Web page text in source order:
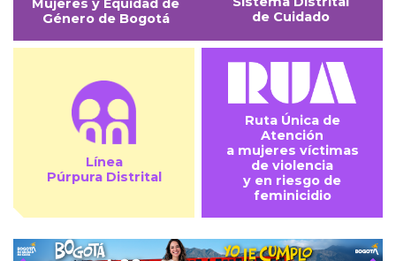
Observatorio de
Mujeres y Equidad de
Género de Bogotá
Sistema Distrital
de Cuidado
Línea
Ruta Única de
Atención
a mujeres víctimas
de violencia
y en riesgo de
feminicidio